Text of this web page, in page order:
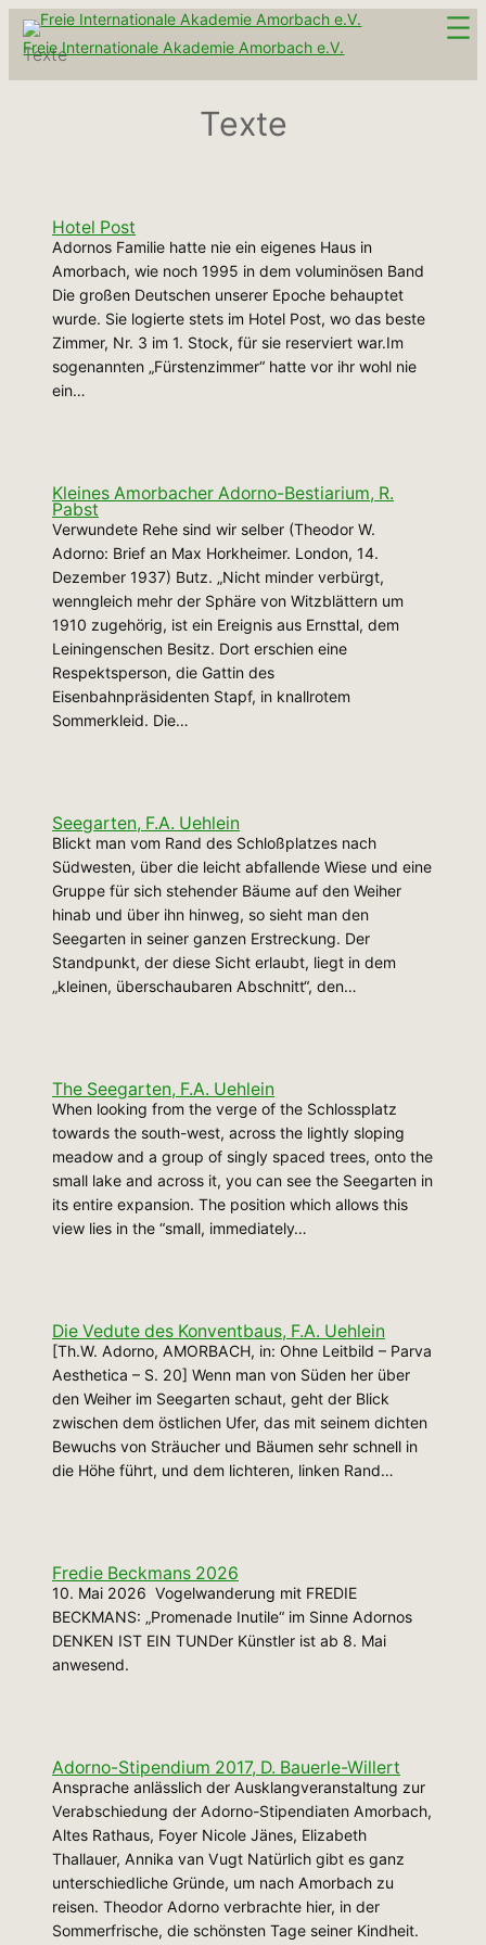
Zum
Inhalt
springen
Texte
Freie Internationale Akademie Amorbach e.V.
Texte
Hotel Post
Adornos Familie hatte nie ein eigenes Haus in
Amorbach, wie noch 1995 in dem voluminösen Band
Die großen Deutschen unserer Epoche behauptet
wurde. Sie logierte stets im Hotel Post, wo das beste
Zimmer, Nr. 3 im 1. Stock, für sie reserviert war.Im
sogenannten „Fürstenzimmer“ hatte vor ihr wohl nie
ein…
Kleines Amorbacher Adorno-Bestiarium, R.
Pabst
Verwundete Rehe sind wir selber (Theodor W.
Adorno: Brief an Max Horkheimer. London, 14.
Dezember 1937) Butz. „Nicht minder verbürgt,
wenngleich mehr der Sphäre von Witzblättern um
1910 zugehörig, ist ein Ereignis aus Ernsttal, dem
Leiningenschen Besitz. Dort erschien eine
Respektsperson, die Gattin des
Eisenbahnpräsidenten Stapf, in knallrotem
Sommerkleid. Die…
Seegarten, F.A. Uehlein
Blickt man vom Rand des Schloßplatzes nach
Südwesten, über die leicht abfallende Wiese und eine
Gruppe für sich stehender Bäume auf den Weiher
hinab und über ihn hinweg, so sieht man den
Seegarten in seiner ganzen Erstreckung. Der
Standpunkt, der diese Sicht erlaubt, liegt in dem
„kleinen, überschaubaren Abschnitt“, den…
The Seegarten, F.A. Uehlein
When looking from the verge of the Schlossplatz
towards the south-west, across the lightly sloping
meadow and a group of singly spaced trees, onto the
small lake and across it, you can see the Seegarten in
its entire expansion. The position which allows this
view lies in the “small, immediately…
Die Vedute des Konventbaus, F.A. Uehlein
[Th.W. Adorno, AMORBACH, in: Ohne Leitbild – Parva
Aesthetica – S. 20] Wenn man von Süden her über
den Weiher im Seegarten schaut, geht der Blick
zwischen dem östlichen Ufer, das mit seinem dichten
Bewuchs von Sträucher und Bäumen sehr schnell in
die Höhe führt, und dem lichteren, linken Rand…
Fredie Beckmans 2026
10. Mai 2026 Vogelwanderung mit FREDIE
BECKMANS: „Promenade Inutile“ im Sinne Adornos
DENKEN IST EIN TUNDer Künstler ist ab 8. Mai
anwesend.
Adorno-Stipendium 2017, D. Bauerle-Willert
Ansprache anlässlich der Ausklangveranstaltung zur
Verabschiedung der Adorno-Stipendiaten Amorbach,
Altes Rathaus, Foyer Nicole Jänes, Elizabeth
Thallauer, Annika van Vugt Natürlich gibt es ganz
unterschiedliche Gründe, um nach Amorbach zu
reisen. Theodor Adorno verbrachte hier, in der
Sommerfrische, die schönsten Tage seiner Kindheit.